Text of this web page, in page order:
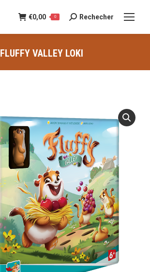
€0,00 0
Recherche
:
Rechecher
FLUFFY VALLEY LOKI